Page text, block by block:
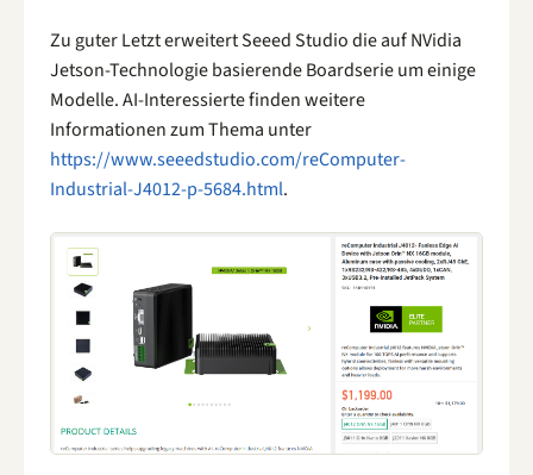
Zu guter Letzt erweitert Seeed Studio die auf NVidia
Jetson-Technologie basierende Boardserie um einige
Modelle. AI-Interessierte finden weitere
Informationen zum Thema unter
https://www.seeedstudio.com/reComputer-
Industrial-J4012-p-5684.html.